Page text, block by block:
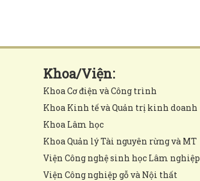
Khoa/Viện:
Khoa Cơ điện và Công trình
Khoa Kinh tế và Quản trị kinh doanh
Khoa Lâm học
Khoa Quản lý Tài nguyên rừng và MT
Viện Công nghệ sinh học Lâm nghiệp
Viện Công nghiệp gỗ và Nội thất